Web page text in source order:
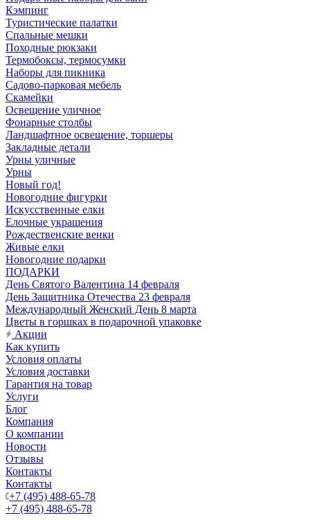
Кэмпинг
Туристические палатки
Спальные мешки
Походные рюкзаки
Термобоксы, термосумки
Наборы для пикника
Садово-парковая мебель
Скамейки
Освещение уличное
Фонарные столбы
Ландшафтное освещение, торшеры
Закладные детали
Урны уличные
Урны
Новый год!
Новогодние фигурки
Искусственные елки
Елочные украшения
Рождественские венки
Живые елки
Новогодние подарки
ПОДАРКИ
День Святого Валентина 14 февраля
День Защитника Отечества 23 февраля
Международный Женский День 8 марта
Цветы в горшках в подарочной упаковке
Акции
Как купить
Условия оплаты
Условия доставки
Гарантия на товар
Услуги
Блог
Компания
О компании
Новости
Отзывы
Контакты
Контакты
+7 (495) 488-65-78
+7 (495) 488-65-78